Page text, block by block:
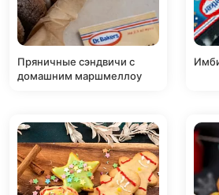
Пряничные сэндвичи с
домашним маршмеллоу